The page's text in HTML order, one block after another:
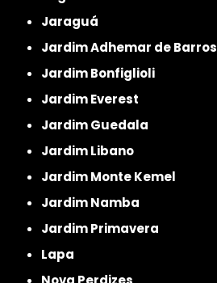
Jaraguá
Jardim Adhemar de Barros
Jardim Bonfiglioli
Jardim Everest
Jardim Guedala
Jardim Libano
Jardim Monte Kemel
Jardim Namba
Jardim Primavera
Lapa